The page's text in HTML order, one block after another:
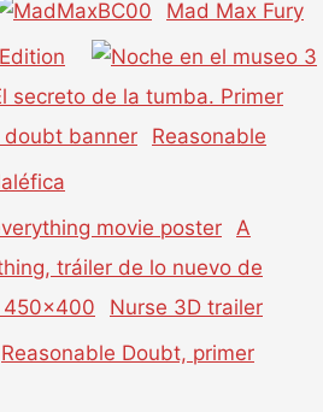
Mad Max Fury
secreto de la tumba. Primer
Reasonable
A
tráiler de lo nuevo de
Nurse 3D trailer
Reasonable Doubt, primer